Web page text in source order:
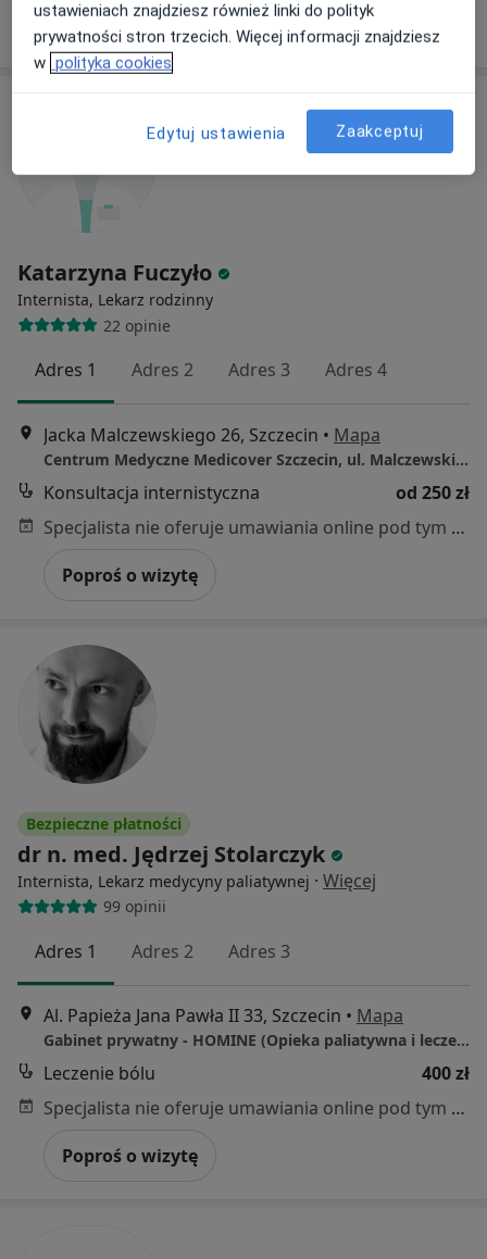
Pokaż profil
Katarzyna Fuczyło
Internista, Lekarz rodzinny
22 opinie
Adres 1 Adres 2 Adres 3 Adres 4
Jacka Malczewskiego 26, Szczecin • Mapa
Centrum Medyczne Medicover Szczecin, ul. Malczewskiego 26
Konsultacja internistyczna
od 250 zł
Specjalista nie oferuje umawiania online pod tym adresem.
Poproś o wizytę
Bezpieczne płatności
dr n. med. Jędrzej Stolarczyk
Internista, Lekarz medycyny paliatywnej · Więcej
99 opinii
Adres 1 Adres 2 Adres 3
Al. Papieża Jana Pawła II 33, Szczecin • Mapa
Gabinet prywatny - HOMINE (Opieka paliatywna i leczenie bólu)
Leczenie bólu
400 zł
Specjalista nie oferuje umawiania online pod tym adresem.
Poproś o wizytę
ustawieniach znajdziesz również linki do polityk
prywatności stron trzecich. Więcej informacji znajdziesz
w polityka cookies
Edytuj ustawienia Zaakceptuj